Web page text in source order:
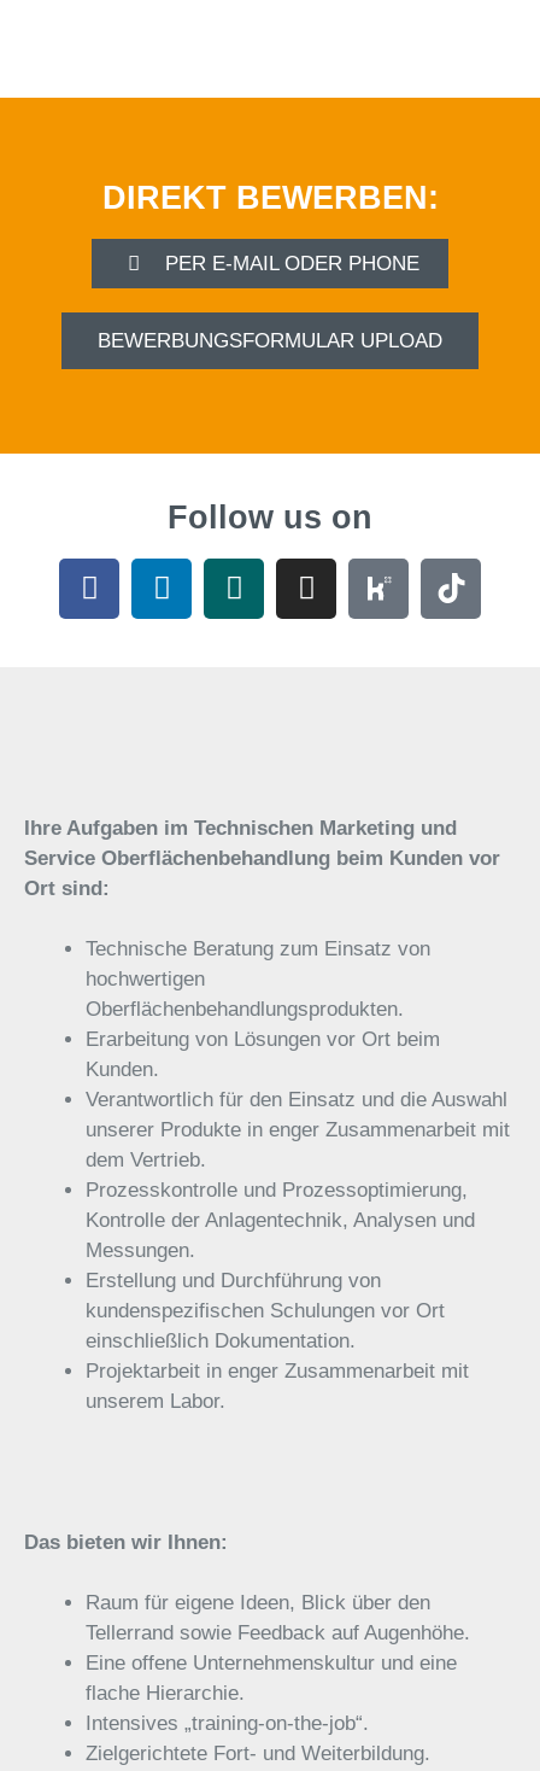
DIREKT BEWERBEN:
PER E-MAIL ODER PHONE
BEWERBUNGSFORMULAR UPLOAD
Follow us on
Ihre Aufgaben im Technischen Marketing und
Service Oberflächenbehandlung beim Kunden vor
Ort sind:
Technische Beratung zum Einsatz von
hochwertigen
Oberflächenbehandlungsprodukten.
Erarbeitung von Lösungen vor Ort beim
Kunden.
Verantwortlich für den Einsatz und die Auswahl
unserer Produkte in enger Zusammenarbeit mit
dem Vertrieb.
Prozesskontrolle und Prozessoptimierung,
Kontrolle der Anlagentechnik, Analysen und
Messungen.
Erstellung und Durchführung von
kundenspezifischen Schulungen vor Ort
einschließlich Dokumentation.
Projektarbeit in enger Zusammenarbeit mit
unserem Labor.
Das bieten wir Ihnen:
Raum für eigene Ideen, Blick über den
Tellerrand sowie Feedback auf Augenhöhe.
Eine offene Unternehmenskultur und eine
flache Hierarchie.
Intensives „training-on-the-job“.
Zielgerichtete Fort- und Weiterbildung.